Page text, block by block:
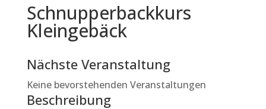
Schnupperbackkurs
Kleingebäck
Nächste Veranstaltung
Keine bevorstehenden Veranstaltungen
Beschreibung